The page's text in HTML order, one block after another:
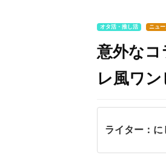
オタ活・推し活 ニュ
意外な
レ風ワ
ライター：